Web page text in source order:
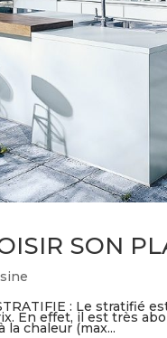
SON
: Le stratifié
En effet, il est très
chaleur (max...